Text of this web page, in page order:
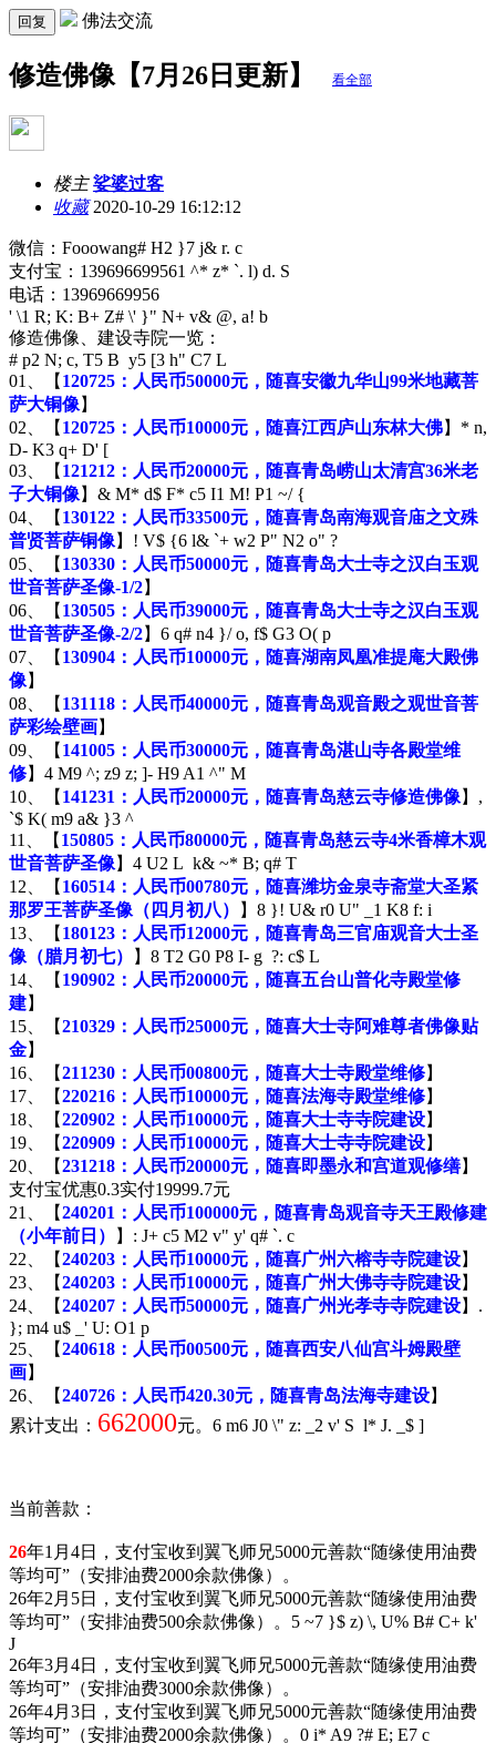
回复 佛法交流
修造佛像【7月26日更新】 看全部
楼主 娑婆过客
收藏2020-10-29 16:12:12
微信：Fooowang# H2 }7 j& r. c
支付宝：139696699561 ^* z* `. l) d. S
电话：13969669956
' \1 R; K: B+ Z# \' }" N+ v& @, a! b
修造佛像、建设寺院一览：
# p2 N; c, T5 B y5 [3 h" C7 L
01、【 120725：人民币50000元，随喜安徽九华山99米地藏菩
萨大铜像 】
02、【 120725：人民币10000元，随喜江西庐山东林大佛】 * n,
D- K3 q+ D' [
03、【 121212：人民币20000元，随喜青岛崂山太清宫36米老
子大铜像 】 & M* d$ F* c5 I1 M! P1 ~/ {
04、【 130122：人民币33500元，随喜青岛南海观音庙之文殊
普贤菩萨铜像 】 ! V$ {6 l& `+ w2 P" N2 o" ?
05、【 130330：人民币50000元，随喜青岛大士寺之汉白玉观
世音菩萨圣像-1/2】
06、【 130505：人民币39000元，随喜青岛大士寺之汉白玉观
世音菩萨圣像-2/2】 6 q# n4 }/ o, f$ G3 O( p
07、【 130904：人民币10000元，随喜湖南凤凰准提庵大殿佛
像 】
08、【 131118：人民币40000元，随喜青岛观音殿之观世音菩
萨彩绘壁画】
09、【 141005：人民币30000元，随喜青岛湛山寺各殿堂维
修】 4 M9 ^; z9 z; ]- H9 A1 ^" M
10、【 141231：人民币20000元，随喜青岛慈云寺修造佛像 】 ,
`$ K( m9 a& }3 ^
11、【 150805：人民币80000元，随喜青岛慈云寺4米香樟木观
世音菩萨圣像 】 4 U2 L k& ~* B; q# T
12、【 160514：人民币00780元，随喜潍坊金泉寺斋堂大圣紧
那罗王菩萨圣像（四月初八）
】 8 }! U& r0 U" _1 K8 f: i
13、【 180123：人民币12000元，随喜青岛三官庙观音大士圣
像（腊月初七）
】 8 T2 G0 P8 I- g ?: c$ L
14、【 190902：人民币20000元，随喜五台山普化寺殿堂修
建】
15、【210329：人民币25000元，随喜大士寺阿难尊者佛像贴
金】
16、【211230：人民币00800元，随喜大士寺殿堂维修】
17、【220216：人民币10000元，随喜法海寺殿堂维修】
18、【220902：人民币10000元，随喜大士寺寺院建设】
19、【220909：人民币10000元，随喜大士寺寺院建设】
20、【231218：人民币20000元，随喜即墨永和宫道观修缮】
支付宝优惠0.3实付19999.7元
21、【240201：人民币100000元，随喜青岛观音寺天王殿修建
（小年前日）
】 : J+ c5 M2 v" y' q# `. c
22、【240203：人民币10000元，随喜广州六榕寺寺院建设】
23、【240203：人民币10000元，随喜广州大佛寺寺院建设】
24、【240207：人民币50000元，随喜广州光孝寺寺院建设】 .
}; m4 u$ _' U: O1 p
25、【240618：人民币00500元，随喜西安八仙宫斗姆殿壁
画】
26、【240726：人民币420.30元，随喜青岛法海寺建设】
累计支出： 662000元。 6 m6 J0 \" z: _2 v' S l* J. _$ ]
当前善款：
26年1月4日，支付宝收到翼飞师兄5000元善款“随缘使用油费
等均可”（安排油费2000余款佛像）。
26年2月5日，支付宝收到翼飞师兄5000元善款“随缘使用油费
等均可”（安排油费500余款佛像）。 5 ~7 }$ z) \, U% B# C+ k'
J
26年3月4日，支付宝收到翼飞师兄5000元善款“随缘使用油费
等均可”（安排油费3000余款佛像）。
26年4月3日，支付宝收到翼飞师兄5000元善款“随缘使用油费
等均可”（安排油费2000余款佛像）。 0 i* A9 ?# E; E7 c